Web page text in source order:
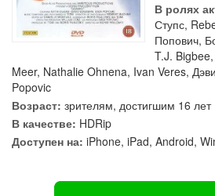
В ролях
Ступс,
Попович,
T.J. Bigbee,
Meer, Nathalie Ohnena, Ivan Veres,
Popovic
Возраст: зрителям, достигшим 16 лет
В качестве: HDRip
Доступен на: iPhone, iPad, Android,